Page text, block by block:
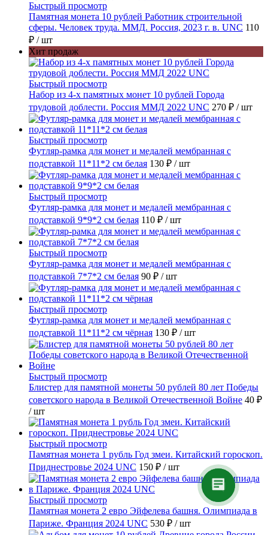
Быстрый просмотр
Памятная монета 10 рублей Работник строительной
сферы. Человек труда. ММД. Россия, 2023 г. в. UNC 110
₽ / шт
Хит продаж
Быстрый просмотр
Набор из 4-х памятных монет 10 рублей Города
трудовой доблести. Россия ММД 2022 UNC 270 ₽ / шт
Быстрый просмотр
Футляр-рамка для монет и медалей мембранная с
подставкой 11*11*2 см белая 130 ₽ / шт
Быстрый просмотр
Футляр-рамка для монет и медалей мембранная с
подставкой 9*9*2 см белая 110 ₽ / шт
Быстрый просмотр
Футляр-рамка для монет и медалей мембранная с
подставкой 7*7*2 см белая 90 ₽ / шт
Быстрый просмотр
Футляр-рамка для монет и медалей мембранная с
подставкой 11*11*2 см чёрная 130 ₽ / шт
Быстрый просмотр
Блистер для памятной монеты 50 рублей 80 лет Победы
советского народа в Великой Отечественной Войне 40 ₽
/ шт
Быстрый просмотр
Памятная монета 1 рубль Год змеи. Китайский гороскоп.
Приднестровье 2024 UNC 150 ₽ / шт
Быстрый просмотр
Памятная монета 2 евро Эйфелева башня. Олимпиада в
Париже. Франция 2024 UNC 530 ₽ / шт